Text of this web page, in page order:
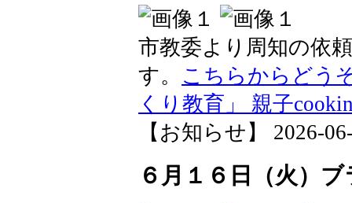
市教委より周知の依
す。 こちらからどう
くり教育」 親子
【お知らせ】 2026-
６月１６日（火）